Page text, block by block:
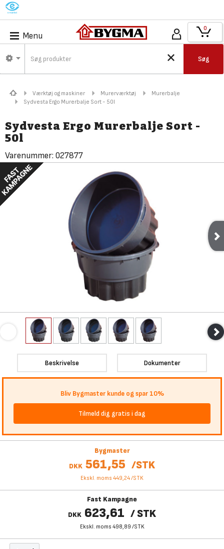
M
Menu
Søg
0
Værktøj og maskiner Murerværktøj
Murerbalje
Sydvesta Ergo Murerbalje Sort - 50l
Sydvesta Ergo Murerbalje Sort -
50l
Varenummer: 027877
Beskrivelse Dokumenter
Bliv Bygmaster kunde og spar 10%
Tilmeld dig gratis i dag
Bygmaster
DKK 561,55 /STK
Ekskl. moms 449,24/STK
Fast Kampagne
DKK 623,61 /STK
Ekskl. moms 498,89 /STK